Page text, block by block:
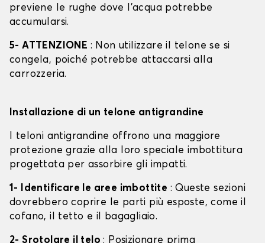
previene le rughe dove l'acqua potrebbe
accumularsi.
5- ATTENZIONE : Non utilizzare il telone se si
congela, poiché potrebbe attaccarsi alla
carrozzeria.
Installazione di un telone antigrandine
I teloni antigrandine offrono una maggiore
protezione grazie alla loro speciale imbottitura
progettata per assorbire gli impatti.
1- Identificare le aree imbottite : Queste sezioni
dovrebbero coprire le parti più esposte, come il
cofano, il tetto e il bagagliaio.
2- Srotolare il telo: Posizionare prima